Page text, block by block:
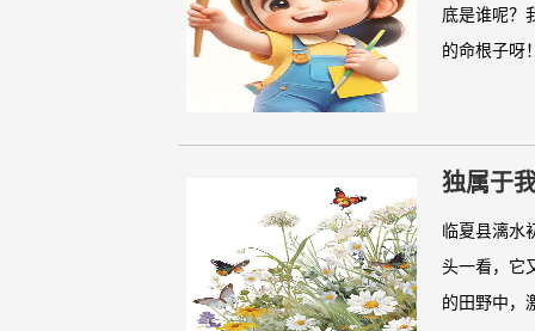
底是谁呢？
的命根子呀
独属于
临夏县漓水
头一看，它
的田野中，